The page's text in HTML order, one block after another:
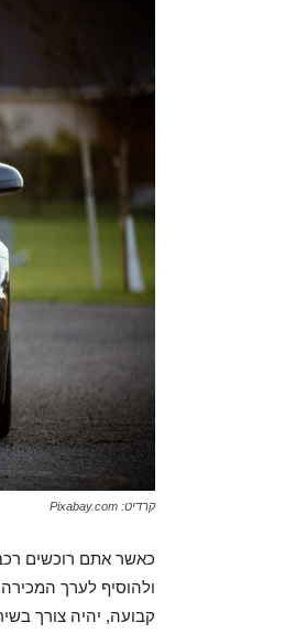
קרדיט: Pixabay.com
כאשר אתם רוכשים
ולהוסיף לערך
קבועה, יהיה צורך